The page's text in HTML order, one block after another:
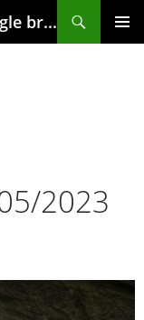
ApneaSite – underwater on a single breath
2023